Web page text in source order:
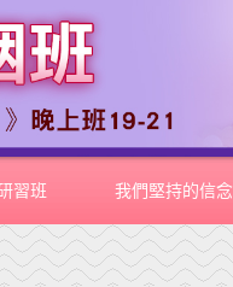
習班 我們堅持的信念